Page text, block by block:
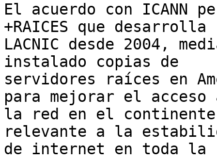
El acuerdo con ICANN
+RAICES que desarrolla
LACNIC desde 2004,
instalado copias de
servidores raíces en
para mejorar el
la red en el
relevante a la
de internet en toda